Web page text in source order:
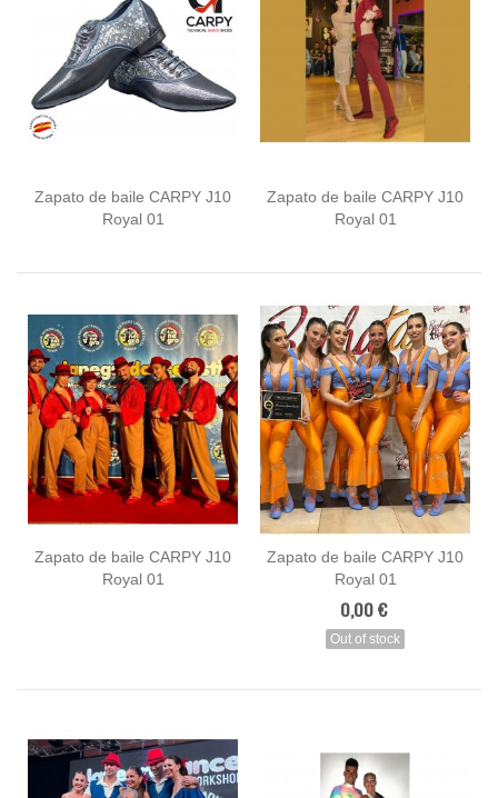
Zapato de baile CARPY J10
Royal 01
Zapato de baile CARPY J10
Royal 01
Zapato de baile CARPY J10
Royal 01
Zapato de baile CARPY J10
Royal 01
0,00 €
Out of stock